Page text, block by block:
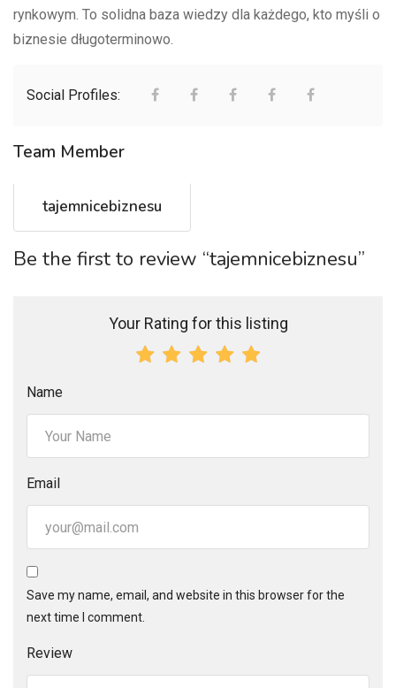
rynkowym. To solidna baza wiedzy dla każdego, kto myśli o
biznesie długoterminowo.
Social Profiles:
Team Member
tajemnicebiznesu
Be the first to review “tajemnicebiznesu”
Your Rating for this listing
Name
Email
Save my name, email, and website in this browser for the
next time I comment.
Review